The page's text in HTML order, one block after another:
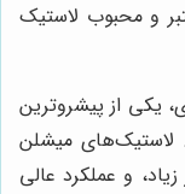
و محبوب لاستیک
یکی از پیشروترین
لاستیک‌های میشلن
و عملکرد عالی